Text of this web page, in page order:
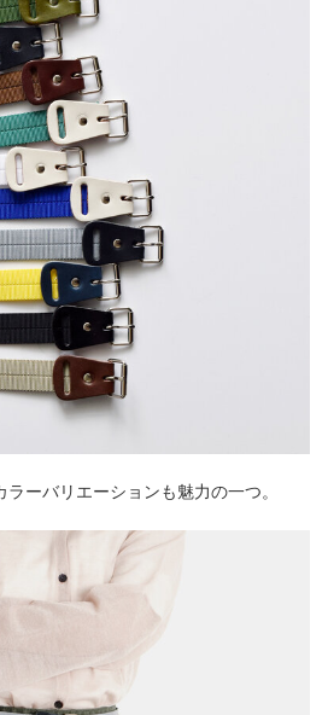
ーバリエーションも魅力の一つ。